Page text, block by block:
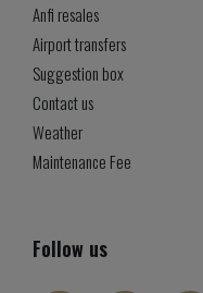
Anfi resales
Airport transfers
Suggestion box
Contact us
Weather
Maintenance Fee
Follow us